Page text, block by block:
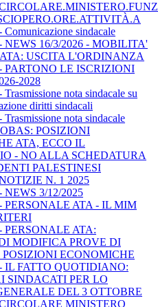
sindacale
NEWS 16/3/2026 - MOBILITA'
USCITA L'ORDINANZA
PARTONO LE ISCRIZIONI
2028
nota sindacale su
diritti sindacali
nota sindacale
POSIZIONI
ATA, ECCO IL
- NO ALLA SCHEDATURA
PALESTINESI
N. 1 2025
3/12/2025
PERSONALE ATA - IL MIM
PERSONALE ATA:
MODIFICA PROVE DI
POSIZIONI ECONOMICHE
IL FATTO QUOTIDIANO:
SINDACATI PER LO
DEL 3 OTTOBRE
MINISTERO